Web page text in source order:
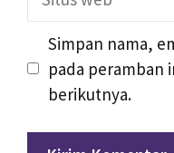
Simpan nama,
pada peramban
berikutnya.